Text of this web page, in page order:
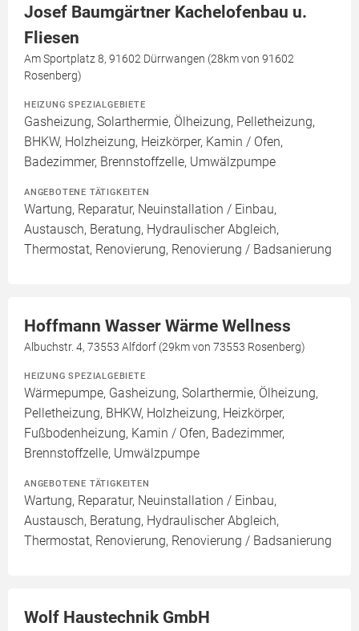
Josef Baumgärtner Kachelofenbau u.
Fliesen
Am Sportplatz 8, 91602 Dürrwangen (28km von 91602
Rosenberg)
HEIZUNG SPEZIALGEBIETE
Gasheizung, Solarthermie, Ölheizung, Pelletheizung,
BHKW, Holzheizung, Heizkörper, Kamin / Ofen,
Badezimmer, Brennstoffzelle, Umwälzpumpe
ANGEBOTENE TÄTIGKEITEN
Wartung, Reparatur, Neuinstallation / Einbau,
Austausch, Beratung, Hydraulischer Abgleich,
Thermostat, Renovierung, Renovierung / Badsanierung
Hoffmann Wasser Wärme Wellness
Albuchstr. 4, 73553 Alfdorf (29km von 73553 Rosenberg)
HEIZUNG SPEZIALGEBIETE
Wärmepumpe, Gasheizung, Solarthermie, Ölheizung,
Pelletheizung, BHKW, Holzheizung, Heizkörper,
Fußbodenheizung, Kamin / Ofen, Badezimmer,
Brennstoffzelle, Umwälzpumpe
ANGEBOTENE TÄTIGKEITEN
Wartung, Reparatur, Neuinstallation / Einbau,
Austausch, Beratung, Hydraulischer Abgleich,
Thermostat, Renovierung, Renovierung / Badsanierung
Wolf Haustechnik GmbH